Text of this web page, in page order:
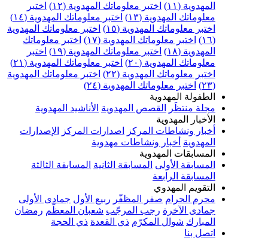
اختبر معلوماتك المهدوية (١٢)
اختبر
المهدوية (١٣)
اختبر معلوماتك المهدوية (١٤)
معلوماتك المهدوية (١٥)
اختبر معلوماتك المهدوية
اختبر معلوماتك المهدوية (١٧)
اختبر معلوماتك
اختبر معلوماتك المهدوية (١٩)
اختبر
المهدوية (٢٠)
اختبر معلوماتك المهدوية (٢١)
معلوماتك المهدوية (٢٢)
اختبر معلوماتك المهدوية
اختبر معلوماتك المهدوية (٢٤)
المهدوية
منتظَر
القصص المهدوية الأناشيد المهدوية
المهدوية
ونشاطات المركز اصدارات المركز الإصدارات
أخبار ونشاطات مهدوية
المهدوية
الأولى المسابقة الثانية المسابقة الثالثة
الرابعة
المهدوي
الحرام
صفر المظفّر ربيع الأول جمادى الأولى
رجب المرجّب شعبان المعظّم رمضان
شوال المكرّم ذي القعدة ذي الحجة